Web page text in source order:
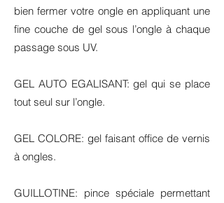
bien fermer votre ongle en appliquant une
fine couche de gel sous l’ongle à chaque
passage sous UV.
GEL AUTO EGALISANT: gel qui se place
tout seul sur l’ongle.
GEL COLORE: gel faisant office de vernis
à ongles.
GUILLOTINE: pince spéciale permettant